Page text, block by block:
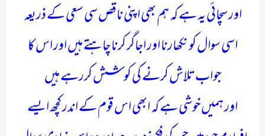
اور سچائی یہ ہے کہ ہم بھی اپنی ناقص سی سعی کے ذریعہ
اسی سوال کو نکھارنا اور اجاگر کرنا چاہتے ہیں اور اس کا
جواب تلاش کرنے کی کوشش کررہے ہیں
اور ہمیں خوشی ہے کہ ابھی اس قوم کے اندر کچھ ایسے